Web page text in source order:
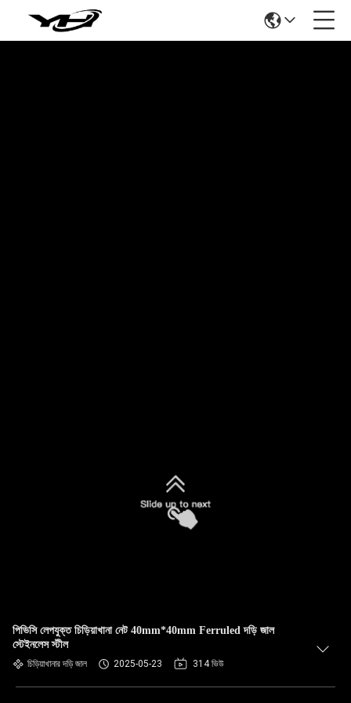
পিভিসি লেপযুক্ত চিড়িয়াখানা নেট 40mm*40mm Ferruled দড়ি জাল
স্টেইনলেস স্টীল
চিড়িয়াখানার দড়ি জাল 2025-05-23 314 ভিউ